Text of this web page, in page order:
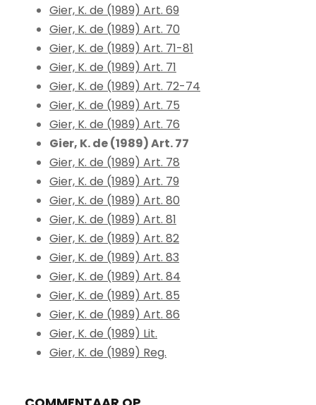
Gier, K. de (1989) Art. 69
Gier, K. de (1989) Art. 70
Gier, K. de (1989) Art. 71-81
Gier, K. de (1989) Art. 71
Gier, K. de (1989) Art. 72-74
Gier, K. de (1989) Art. 75
Gier, K. de (1989) Art. 76
Gier, K. de (1989) Art. 77
Gier, K. de (1989) Art. 78
Gier, K. de (1989) Art. 79
Gier, K. de (1989) Art. 80
Gier, K. de (1989) Art. 81
Gier, K. de (1989) Art. 82
Gier, K. de (1989) Art. 83
Gier, K. de (1989) Art. 84
Gier, K. de (1989) Art. 85
Gier, K. de (1989) Art. 86
Gier, K. de (1989) Lit.
Gier, K. de (1989) Reg.